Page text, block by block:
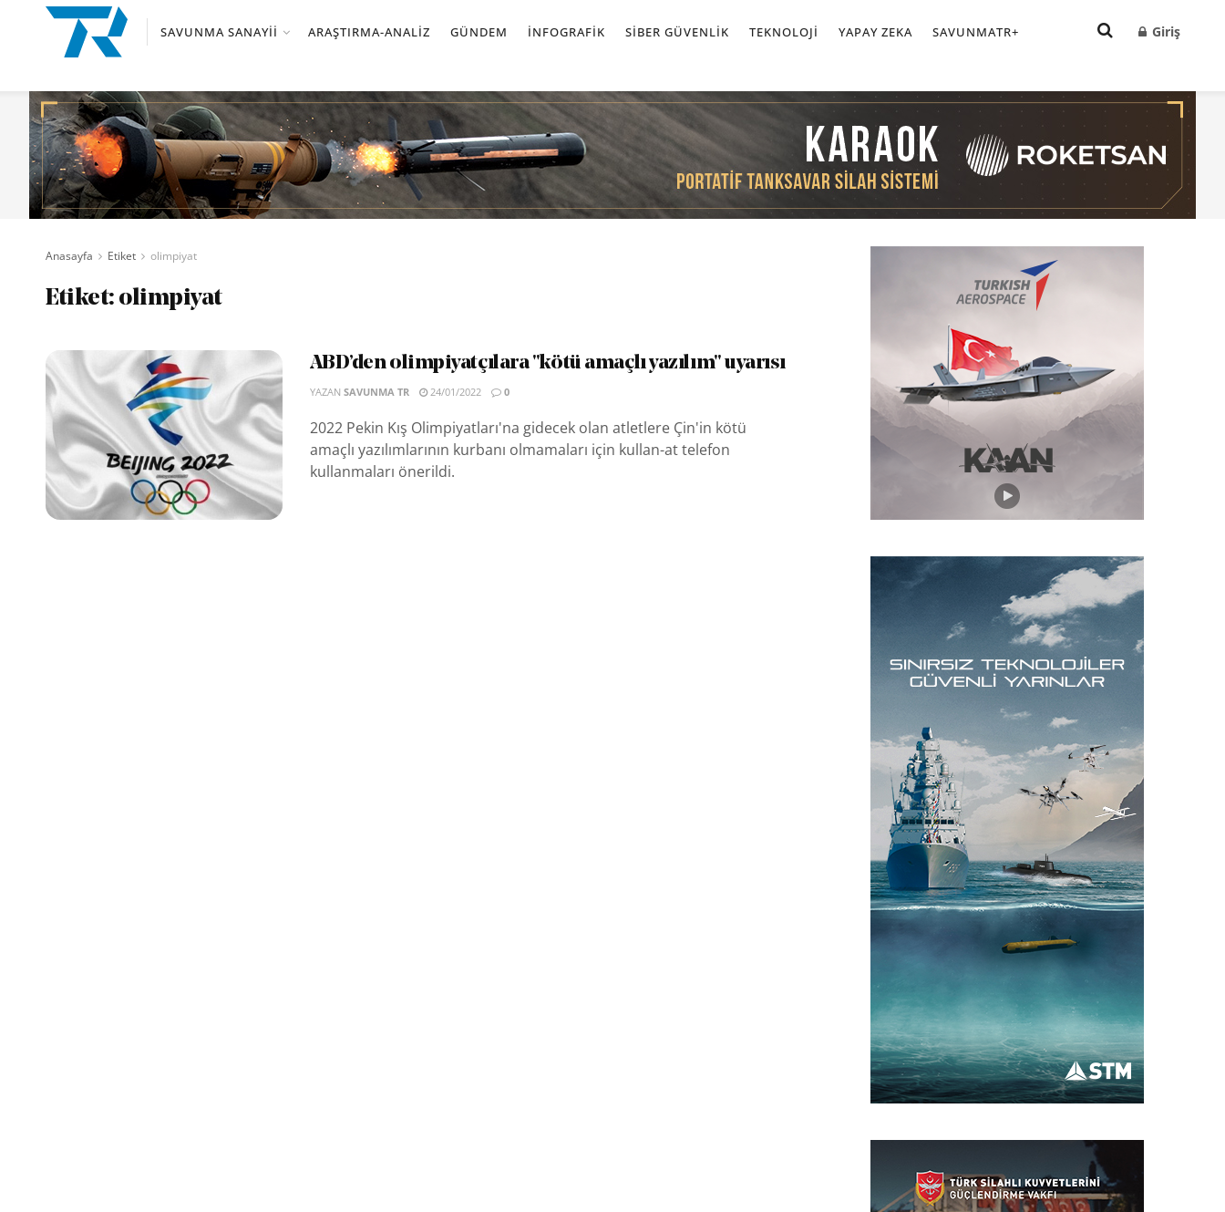
SAVUNMA SANAYII ARAŞTIRMA-ANALIZ GÜNDEM İNFOGRAFIK SIBER GÜVENLIK TEKNOLOJI YAPAY ZEKA SAVUNMATR+ Giriş
Anasayfa Etiket olimpiyat
Etiket: olimpiyat
ABD’den olimpiyatçılara "kötü amaçlı yazılım" uyarısı
YAZAN SAVUNMA TR 24/01/2022 0
2022 Pekin Kış Olimpiyatları'na gidecek olan atletlere Çin'in kötü
amaçlı yazılımlarının kurbanı olmamaları için kullan-at telefon
kullanmaları önerildi.